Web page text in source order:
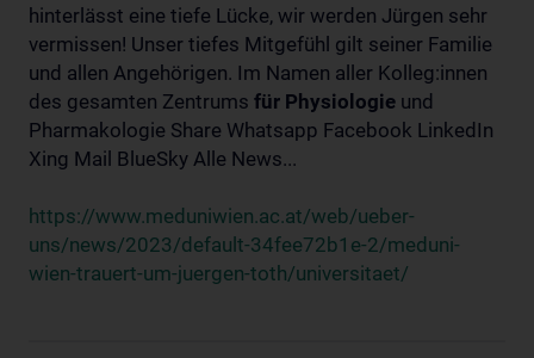
hinterlässt eine tiefe Lücke, wir werden Jürgen sehr
vermissen! Unser tiefes Mitgefühl gilt seiner Familie
und allen Angehörigen. Im Namen aller Kolleg:innen
des gesamten Zentrums für Physiologie und
Pharmakologie Share Whatsapp Facebook LinkedIn
Xing Mail BlueSky Alle News...
https://www.meduniwien.ac.at/web/ueber-
uns/news/2023/default-34fee72b1e-2/meduni-
wien-trauert-um-juergen-toth/universitaet/